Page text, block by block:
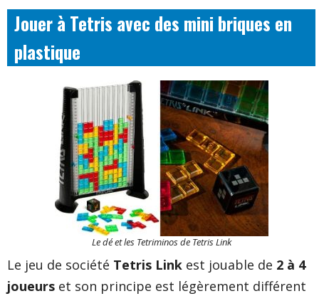
Jouer à Tetris avec des mini briques en
plastique
Le dé et les Tetriminos de Tetris Link
Le jeu de société Tetris Link est jouable de 2 à 4
joueurs et son principe est légèrement différent